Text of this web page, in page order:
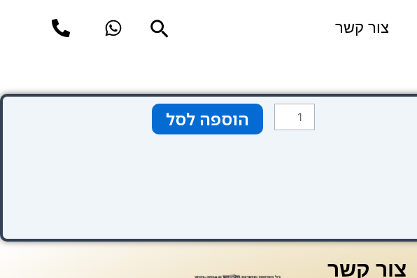
צור קשר חיפוש
כמות
של
הוספה לסל
צור קשר